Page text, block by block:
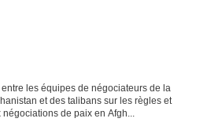
les équipes de négociateurs de la
et des talibans sur les règles et
de paix en Afgh...